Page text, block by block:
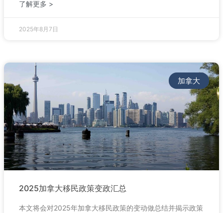
了解更多 >
2025年8月7日
加拿大
2025加拿大移民政策变政汇总
本文将会对2025年加拿大移民政策的变动做总结并揭示政策